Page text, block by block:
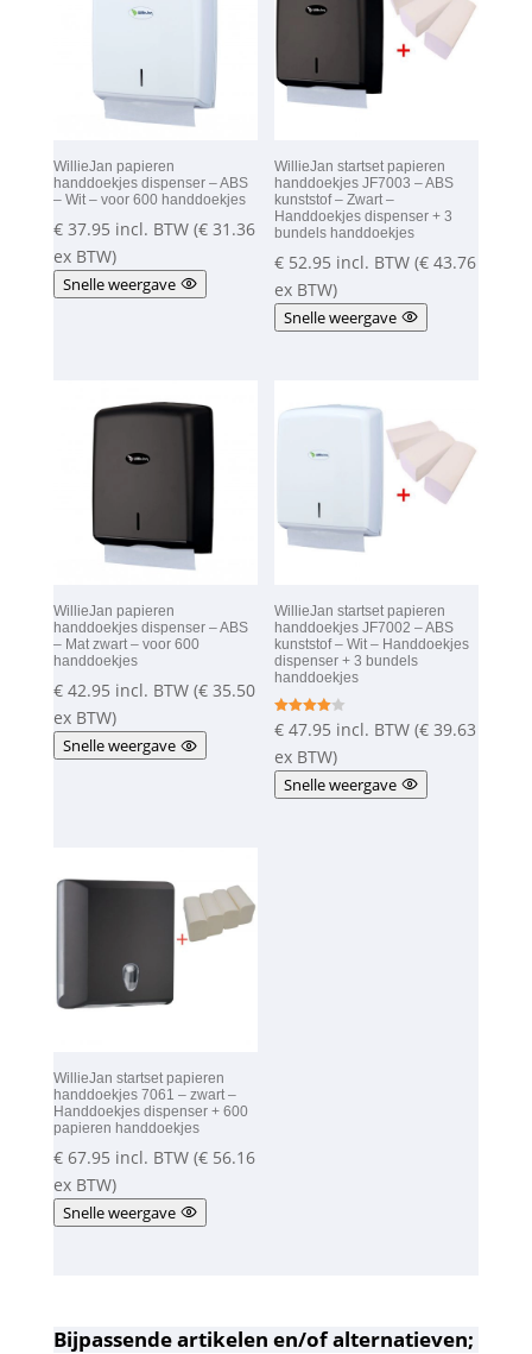
WillieJan papieren
handdoekjes dispenser – ABS
– Wit – voor 600 handdoekjes
€37.95 incl. BTW (€31.36
ex BTW)
Snelle weergave
WillieJan startset papieren
handdoekjes JF7003 – ABS
kunststof – Zwart –
Handdoekjes dispenser + 3
bundels handdoekjes
€ 52.95 incl. BTW (€ 43.76
ex BTW)
Snelle weergave
WillieJan papieren
handdoekjes dispenser – ABS
– Mat zwart – voor 600
handdoekjes
€42.95 incl. BTW (€35.50
ex BTW)
Snelle weergave
WillieJan startset papieren
handdoekjes JF7002 – ABS
kunststof – Wit – Handdoekjes
dispenser + 3 bundels
handdoekjes
Gewaarde
erd
4.00
uit 5
€ 47.95 incl. BTW (€ 39.63
ex BTW)
Snelle weergave
WillieJan startset papieren
handdoekjes 7061 – zwart –
Handdoekjes dispenser + 600
papieren handdoekjes
€67.95 incl. BTW (€56.16
ex BTW)
Snelle weergave
Bijpassende artikelen en/of alternatieven;